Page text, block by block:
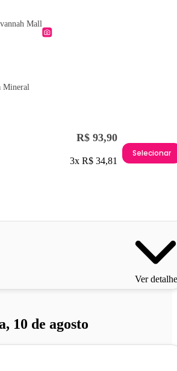
Mall
Mineral
R$ 93,90
3x R$ 34,81
Selecionar
Ver
10 de agosto